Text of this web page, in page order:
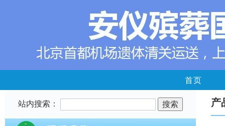
首页
站内搜索： 产